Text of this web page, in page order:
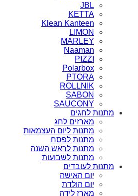
JBL
KETTA
Klean Kanteen
LIMON
MARLEY
Naaman
PIZZI
Polarbox
PTORA
ROLLNIK
SABON
SAUCONY
מתנות לחגים
מארזים לחג
מתנות ליום העצמאות
מתנות לפסח
מתנות לראש השנה
מתנות לשבועות
מתנות לעובדים
יום האישה
יום הולדת
מארז לידה